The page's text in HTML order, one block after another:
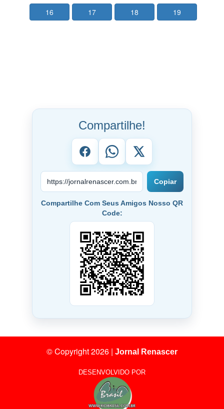
16 17 18 19
Compartilhe!
Copiar
Compartilhe Com Seus Amigos Nosso QR
Code:
© Copyright 2026 | Jornal Renascer
DESENVOLVIDO POR